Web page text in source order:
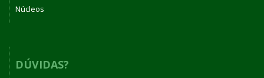
Núcleos
DÚVIDAS?